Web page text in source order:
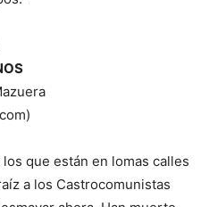
que están en lomas calles
a los Castrocomunistas